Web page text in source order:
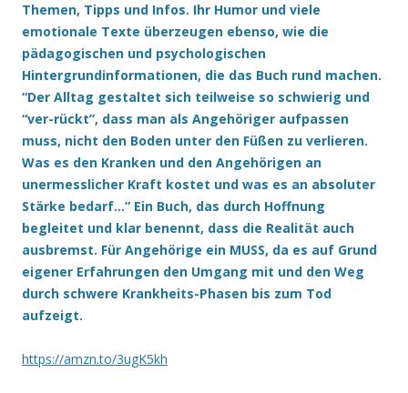
Themen, Tipps und Infos. Ihr Humor und viele
emotionale Texte überzeugen ebenso, wie die
pädagogischen und psychologischen
Hintergrundinformationen, die das Buch rund machen.
“Der Alltag gestaltet sich teilweise so schwierig und
“ver-rückt”, dass man als Angehöriger aufpassen
muss, nicht den Boden unter den Füßen zu verlieren.
Was es den Kranken und den Angehörigen an
unermesslicher Kraft kostet und was es an absoluter
Stärke bedarf…” Ein Buch, das durch Hoffnung
begleitet und klar benennt, dass die Realität auch
ausbremst. Für Angehörige ein MUSS, da es auf Grund
eigener Erfahrungen den Umgang mit und den Weg
durch schwere Krankheits-Phasen bis zum Tod
aufzeigt.
https://amzn.to/3ugK5kh